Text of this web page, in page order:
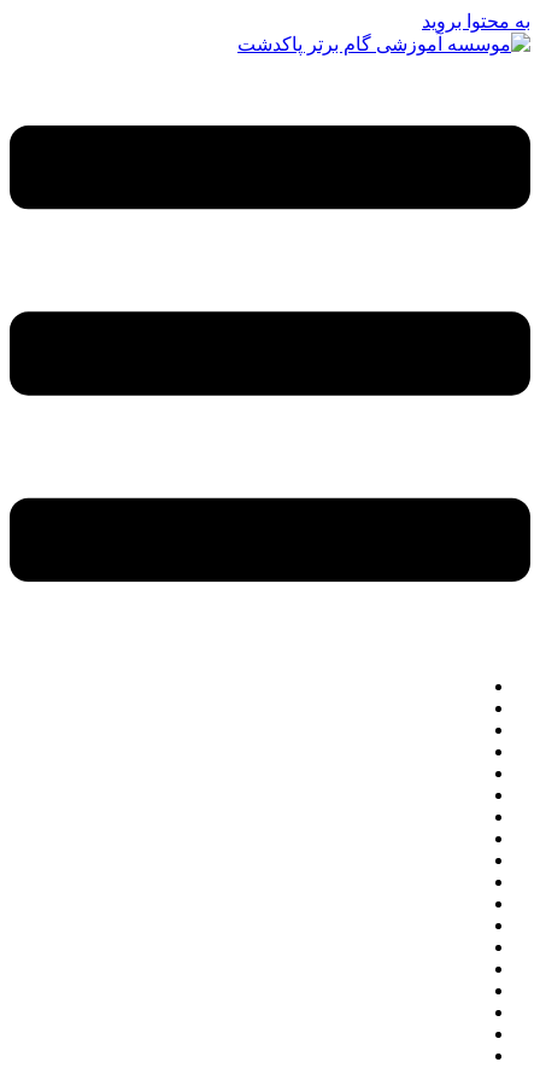
به محتوا بروید